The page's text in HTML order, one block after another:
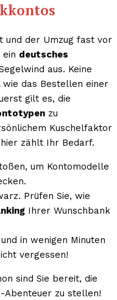
und der Umzug fast vor
deutsches
aus. Keine
das Bestellen einer
gilt es, die
zu
Kuschelfaktor
zählt Ihr Bedarf.
um Kontomodelle
Prüfen Sie, wie
Ihrer Wunschbank
in wenigen Minuten
vergessen!
sind Sie bereit, die
Abenteuer zu stellen!